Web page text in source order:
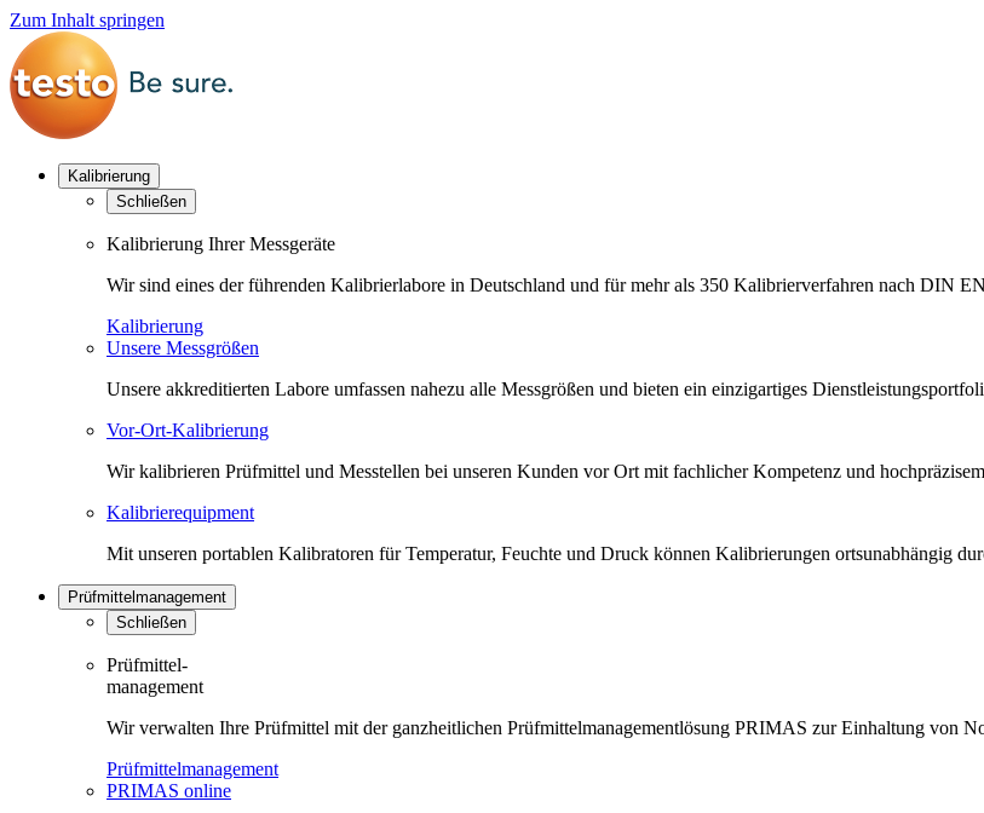
Zum Inhalt springen
Kalibrierung
Schließen
Kalibrierung Ihrer Messgeräte
Wir sind eines der führenden Kalibrierlabore in Deutschland und für mehr als 350 Kalibrierverfahren nach DIN
Kalibrierung
Unsere Messgrößen
Unsere akkreditierten Labore umfassen nahezu alle Messgrößen und bieten ein einzigartiges
Vor-Ort-Kalibrierung
Wir kalibrieren Prüfmittel und Messtellen bei unseren Kunden vor Ort mit fachlicher Kompetenz und
Kalibrierequipment
Mit unseren portablen Kalibratoren für Temperatur, Feuchte und Druck können Kalibrierungen ortsunabhängig
Prüfmittelmanagement
Schließen
Prüfmittel-
management
Wir verwalten Ihre Prüfmittel mit der ganzheitlichen Prüfmittelmanagementlösung PRIMAS zur Einhaltung von
Prüfmittelmanagement
PRIMAS online